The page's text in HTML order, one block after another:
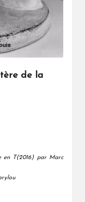
de la
par Marc